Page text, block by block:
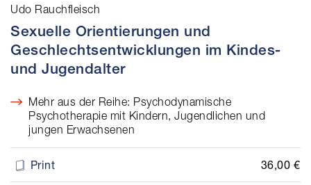
Udo Rauchfleisch
Sexuelle Orientierungen und
Geschlechtsentwicklungen im Kindes-
und Jugendalter
Mehr aus der Reihe: Psychodynamische
Psychotherapie mit Kindern, Jugendlichen und
jungen Erwachsenen
Print 36,00 €